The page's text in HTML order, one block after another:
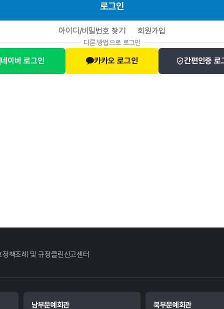
로그인
아이디/비밀번호 찾기 회원가입
다른 방법으로 로그인
네이버 로그인 카카오 로그인 간편인증 로
정책조례 및 규정클린신고센터
남부문예회관 북부문예회관